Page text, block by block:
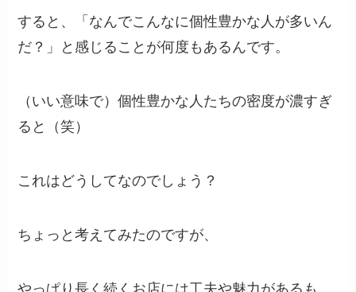
すると、「なんでこんなに個性豊かな人が多いん
だ？」と感じることが何度もあるんです。
（いい意味で）個性豊かな人たちの密度が濃すぎ
ると（笑）
これはどうしてなのでしょう？
ちょっと考えてみたのですが、
やっぱり長く続くお店には工夫や魅力があるも